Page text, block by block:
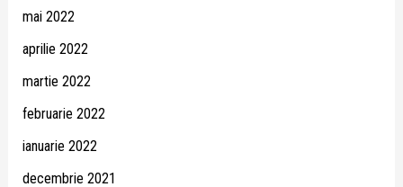
mai 2022
aprilie 2022
martie 2022
februarie 2022
ianuarie 2022
decembrie 2021